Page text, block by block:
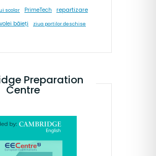
scolar PrimeTech
repartizare
volei băieți ziua portilor deschise
Preparation
Centre